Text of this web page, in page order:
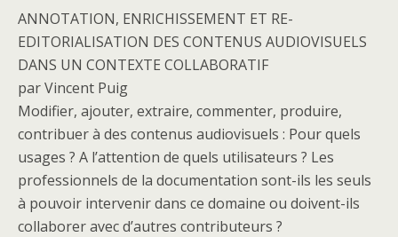
ANNOTATION, ENRICHISSEMENT ET RE-
EDITORIALISATION DES CONTENUS AUDIOVISUELS
DANS UN CONTEXTE COLLABORATIF
par Vincent Puig
Modifier, ajouter, extraire, commenter, produire,
contribuer à des contenus audiovisuels : Pour quels
usages ? A l’attention de quels utilisateurs ? Les
professionnels de la documentation sont-ils les seuls
à pouvoir intervenir dans ce domaine ou doivent-ils
collaborer avec d’autres contributeurs ?